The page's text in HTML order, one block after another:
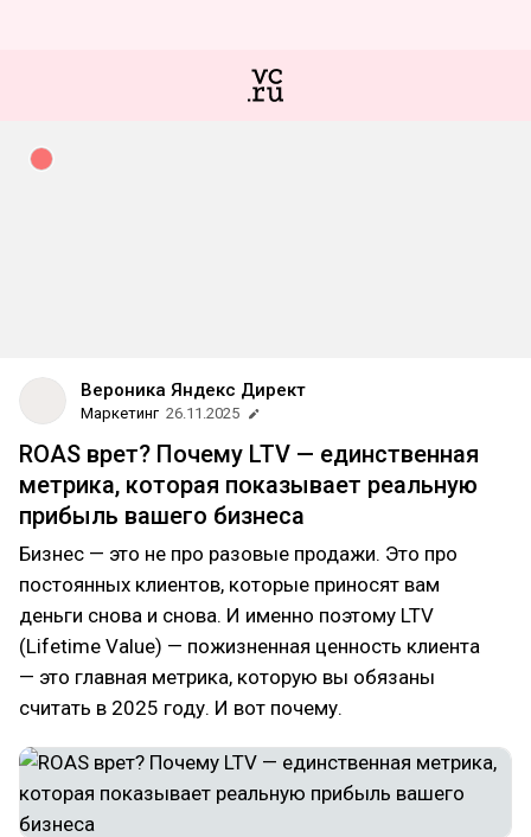
Вероника Яндекс Директ
Маркетинг 26.11.2025
ROAS врет? Почему LTV — единственная
метрика, которая показывает реальную
прибыль вашего бизнеса
Бизнес — это не про разовые продажи. Это про
постоянных клиентов, которые приносят вам
деньги снова и снова. И именно поэтому LTV
(Lifetime Value) — пожизненная ценность клиента
— это главная метрика, которую вы обязаны
считать в 2025 году. И вот почему.